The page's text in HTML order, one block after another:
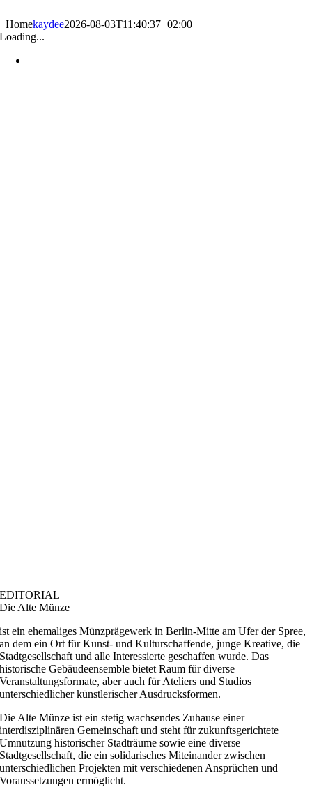
Inhalt
springen
Homekaydee2026-08-03T11:40:37+02:00
Loading...
EDITORIAL
Die Alte Münze
ist ein ehemaliges Münzprägewerk in Berlin-Mitte am Ufer der Spree,
an dem ein Ort für Kunst- und Kulturschaffende, junge Kreative, die
Stadtgesellschaft und alle Interessierte geschaffen wurde. Das
historische Gebäudeensemble bietet Raum für diverse
Veranstaltungsformate, aber auch für Ateliers und Studios
unterschiedlicher künstlerischer Ausdrucksformen.
Die Alte Münze ist ein stetig wachsendes Zuhause einer
interdisziplinären Gemeinschaft und steht für zukunftsgerichtete
Umnutzung historischer Stadträume sowie eine diverse
Stadtgesellschaft, die ein solidarisches Miteinander zwischen
unterschiedlichen Projekten mit verschiedenen Ansprüchen und
Voraussetzungen ermöglicht.